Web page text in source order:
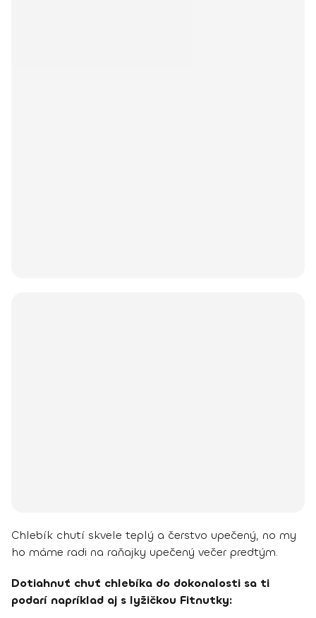
Chlebík chutí skvele teplý a čerstvo upečený, no my
ho máme radi na raňajky upečený večer predtým.
Dotiahnuť chuť chlebíka do dokonalosti sa ti
podarí napríklad aj s lyžičkou Fitnutky: